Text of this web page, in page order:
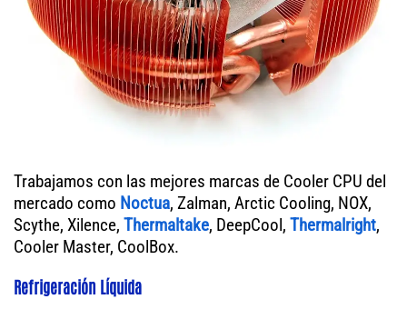
Trabajamos con las mejores marcas de Cooler CPU del
mercado como Noctua, Zalman, Arctic Cooling, NOX,
Scythe, Xilence, Thermaltake, DeepCool, Thermalright,
Cooler Master, CoolBox.
Refrigeración Líquida